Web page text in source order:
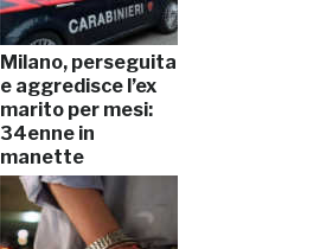
Milano, perseguita
e aggredisce l’ex
marito per mesi:
34enne in
manette